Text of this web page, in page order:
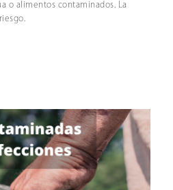
o alimentos contaminados. La